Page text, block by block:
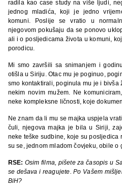
radila kao case study na više ljudi,
jednog mladića, koji je jedno
komuni. Poslije se vratio u
njegovom pokušaju da se ponovo
ali i o posljedicama života u komuni,
porodicu.
Mi smo završili sa snimanjem i
otišla u Siriju. Otac mu je poginuo,
smo kontaktirali, poginula mu je i bivša
nekim novim mužem. Ne
neke kompleksne ličnosti, koje
Ne znam da li mu se majka uspjela
čuli, njegova majka je bila u Siriji,
neke teške sudbine, koje su posljedica
su se, jednom mladom čovjeku, obile o
RSE: Osim filma, pišete za časopis u
se dešava i reagujete. Po Vašem
BiH?